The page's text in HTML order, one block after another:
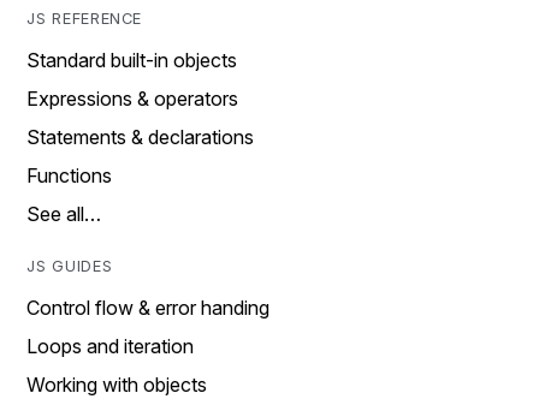
JS REFERENCE
Standard built-in objects
Expressions & operators
Statements & declarations
Functions
See all…
JS GUIDES
Control flow & error handing
Loops and iteration
Working with objects